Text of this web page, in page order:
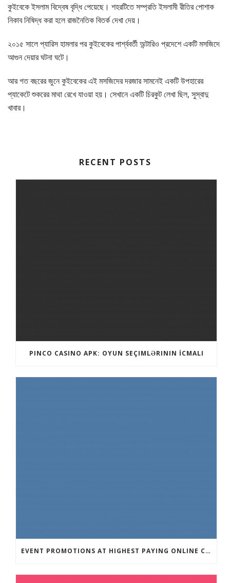
কুইবেকে ইসলাম বিদ্বেষ বৃদ্ধি পেয়েছে। শহরটিতে সম্প্রতি ইসলামী রীতির পোশাক
নিকাব নিষিদ্ধ করা হলে রাজনৈতিক বিতর্ক দেখা দেয়।
২০১৫ সালে প্যারিস হামলার পর কুইবেকের পার্শ্ববর্তী অন্টারিও প্রদেশে একটি মসজিদে
আগুন দেয়ার ঘটনা ঘটে।
আর গত বছরের জুনে কুইবেকের এই মসজিদের দরজার সামনেই একটি উপহারের
প্যাকেটে শুকরের মাথা রেখে যাওয়া হয়। সেখানে একটি চিরকুট লেখা ছিল, সুস্বাদু
খাবার।
RECENT POSTS
PINCO CASINO APK: OYUN SEÇIMLƏRININ İCMALI
EVENT PROMOTIONS AT HIGHEST PAYING ONLINE CASINOS WITH BEST RTP